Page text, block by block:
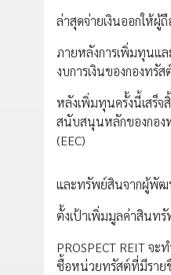
ล่าสุดจ่ายเงินออกให้
ภายหลังการเพิ่มทุนแ
งบการเงินของกองทรั
หลังเพิ่มทุนครั้งนี้เสร็
สนับสนุนหลักของกองท
(EEC)
และทรัพย์สินจากผู้พัฒ
ตั้งเป้าเพิ่มมูลค่าสินท
PROSPECT REIT จ
ซื้อหน่วยทรัสต์ที่มีราย